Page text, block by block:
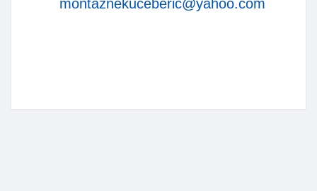
montaznekuceberic@yahoo.com